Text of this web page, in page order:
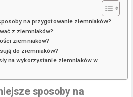
na przygotowanie ziemniaków?
z ziemniaków?
ziemniaków?
do ziemniaków?
na wykorzystanie ziemniaków w
sposoby na